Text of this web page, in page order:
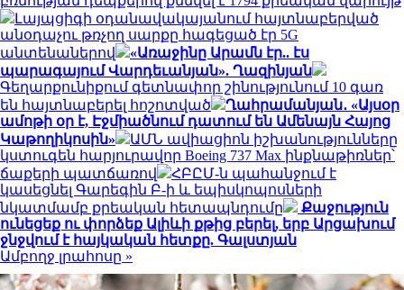
Լայպցիգի օդանավակայանում հայտնաբերված
անօդաչու թռչող սարքը հագեցած էր 5G
անտենաներով
«Առաջինը Արամն էր.. էս
պարագայում Վարդեւանյան». Ղազինյան
Գեղարքունիքում գետնափոր շինությունում 10 գառ
են հայտնաբերել հոշոտված
Ղահրամանյան․ «Այսօր
ամոթի օր է, Էջմիածնում դատում են Ամենայն Հայոց
Կաթողիկոսին»
ԱՄՆ ավիացիոն իշխանությունները
կստուգեն հարյուրավոր Boeing 737 Max ինքնաթիռներ՝
ճաքերի պատճառով
ՀԲԸՄ-ն պահանջում է
կասեցնել Գարեգին Բ-ի և եպիսկոպոսների
նկատմամբ քրեական հետապնդումը
Քաջություն
ունեցեք ու փորձեք Ալիևի քթից բերել, երբ Արցախում
ջնջվում է հայկական հետքը. Գալստյան
Ամբողջ լրահոսը »